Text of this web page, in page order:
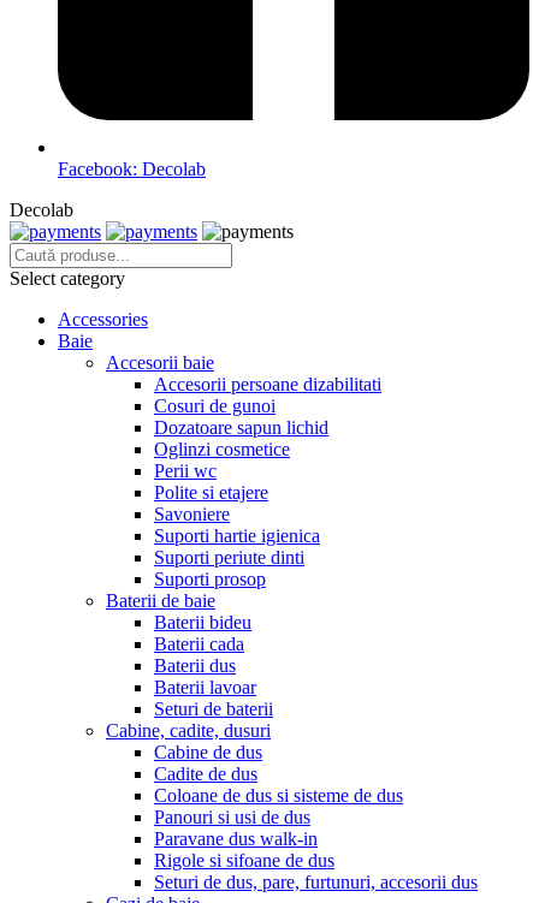
Facebook: Decolab
Decolab
Select category
Accessories
Baie
Accesorii baie
Accesorii persoane dizabilitati
Cosuri de gunoi
Dozatoare sapun lichid
Oglinzi cosmetice
Perii wc
Polite si etajere
Savoniere
Suporti hartie igienica
Suporti periute dinti
Suporti prosop
Baterii de baie
Baterii bideu
Baterii cada
Baterii dus
Baterii lavoar
Seturi de baterii
Cabine, cadite, dusuri
Cabine de dus
Cadite de dus
Coloane de dus si sisteme de dus
Panouri si usi de dus
Paravane dus walk-in
Rigole si sifoane de dus
Seturi de dus, pare, furtunuri, accesorii dus